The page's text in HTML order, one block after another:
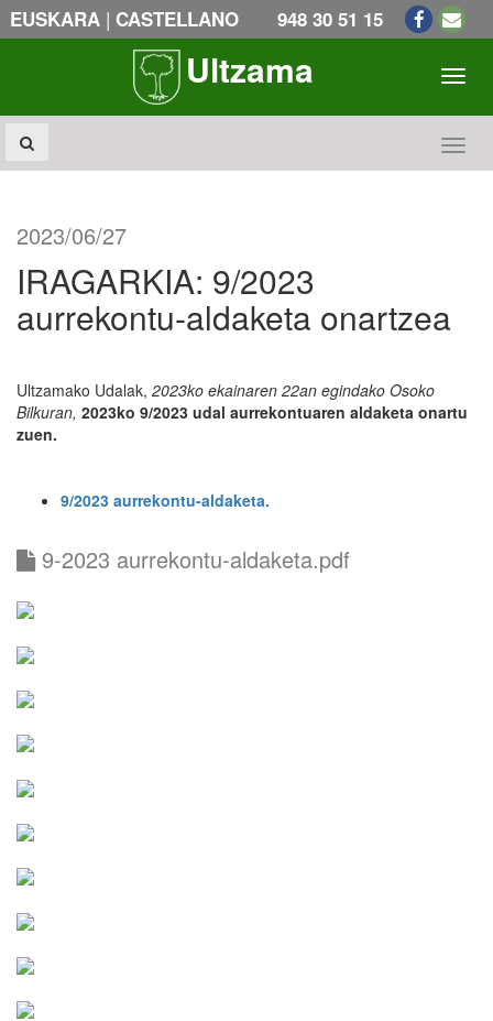
EUSKARA | CASTELLANO 948 30 51 15
Ultzama
2023/06/27
IRAGARKIA: 9/2023
aurrekontu-aldaketa onartzea
Ultzamako Udalak, 2023ko ekainaren 22an egindako Osoko
Bilkuran, 2023ko 9/2023 udal aurrekontuaren aldaketa onartu
zuen.
9/2023 aurrekontu-aldaketa.
9-2023 aurrekontu-aldaketa.pdf